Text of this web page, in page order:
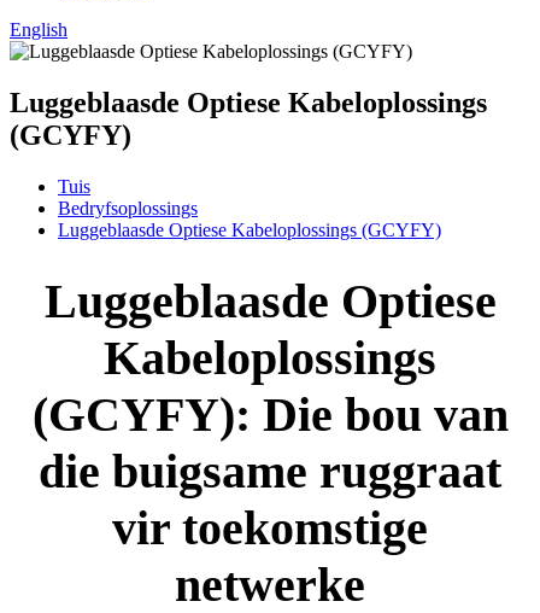
English
Luggeblaasde Optiese Kabeloplossings
(GCYFY)
Tuis
Bedryfsoplossings
Luggeblaasde Optiese Kabeloplossings (GCYFY)
Luggeblaasde Optiese
Kabeloplossings
(GCYFY): Die bou van
die buigsame ruggraat
vir toekomstige
netwerke